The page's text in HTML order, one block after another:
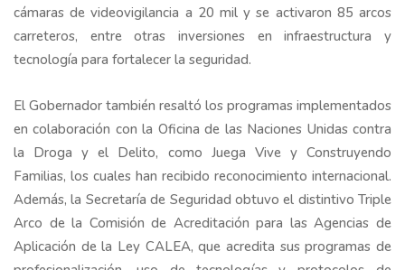
cámaras de videovigilancia a 20 mil y se activaron 85 arcos
carreteros, entre otras inversiones en infraestructura y
tecnología para fortalecer la seguridad.
El Gobernador también resaltó los programas implementados
en colaboración con la Oficina de las Naciones Unidas contra
la Droga y el Delito, como Juega Vive y Construyendo
Familias, los cuales han recibido reconocimiento internacional.
Además, la Secretaría de Seguridad obtuvo el distintivo Triple
Arco de la Comisión de Acreditación para las Agencias de
Aplicación de la Ley CALEA, que acredita sus programas de